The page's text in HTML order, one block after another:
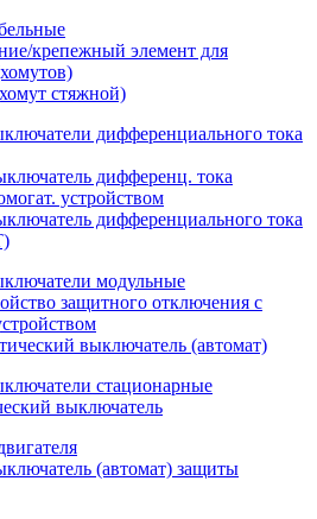
крепежный элемент для
стяжной)
дифференциального тока
дифференц. тока
устройством
дифференциального тока
модульные
защитного отключения с
выключатель (автомат)
стационарные
выключатель
(автомат) защиты